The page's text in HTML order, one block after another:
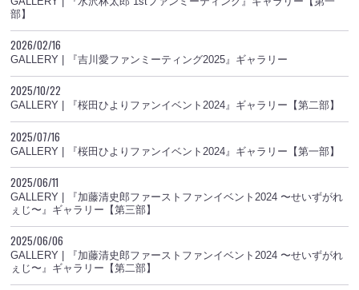
部】
2026/02/16
GALLERY | 『吉川愛ファンミーティング2025』ギャラリー
2025/10/22
GALLERY | 『桜田ひよりファンイベント2024』ギャラリー【第二部】
2025/07/16
GALLERY | 『桜田ひよりファンイベント2024』ギャラリー【第一部】
2025/06/11
GALLERY | 『加藤清史郎ファーストファンイベント2024 〜せいずがれ
ぇじ〜』ギャラリー【第三部】
2025/06/06
GALLERY | 『加藤清史郎ファーストファンイベント2024 〜せいずがれ
ぇじ〜』ギャラリー【第二部】